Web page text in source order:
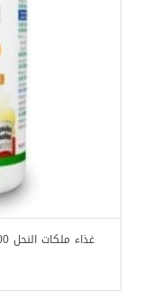
غذاء ملكات النحل 1000 ملغم 30 كبسولة Organika Royal Jelly